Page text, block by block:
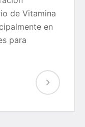
de Vitamina
en
para